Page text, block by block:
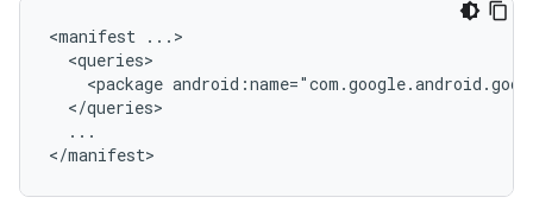
<manifest
<package
...